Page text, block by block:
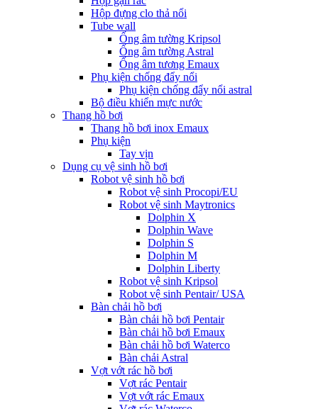
Hộp đựng clo thả nổi
Tube wall
Ống âm tường Kripsol
Ống âm tường Astral
Ống âm tương Emaux
Phụ kiện chống đẩy nổi
Phụ kiện chống đẩy nổi astral
Bộ điều khiển mực nước
Thang hồ bơi
Thang hồ bơi inox Emaux
Phụ kiện
Tay vịn
Dụng cụ vệ sinh hồ bơi
Robot vệ sinh hồ bơi
Robot vệ sinh Procopi/EU
Robot vệ sinh Maytronics
Dolphin X
Dolphin Wave
Dolphin S
Dolphin M
Dolphin Liberty
Robot vệ sinh Kripsol
Robot vệ sinh Pentair/ USA
Bàn chải hồ bơi
Bàn chải hồ bơi Pentair
Bàn chải hồ bơi Emaux
Bàn chải hồ bơi Waterco
Bàn chải Astral
Vợt vớt rác hồ bơi
Vợt rác Pentair
Vợt vớt rác Emaux